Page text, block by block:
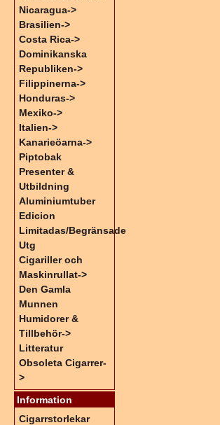
Nicaragua->
Brasilien->
Costa Rica->
Dominikanska
Republiken->
Filippinerna->
Honduras->
Mexiko->
Italien->
Kanarieöarna->
Piptobak
Presenter &
Utbildning
Aluminiumtuber
Edicion
Limitadas/Begränsade
Utg
Cigariller och
Maskinrullat->
Den Gamla
Munnen
Humidorer &
Tillbehör->
Litteratur
Obsoleta Cigarrer-
>
Information
Cigarrstorlekar